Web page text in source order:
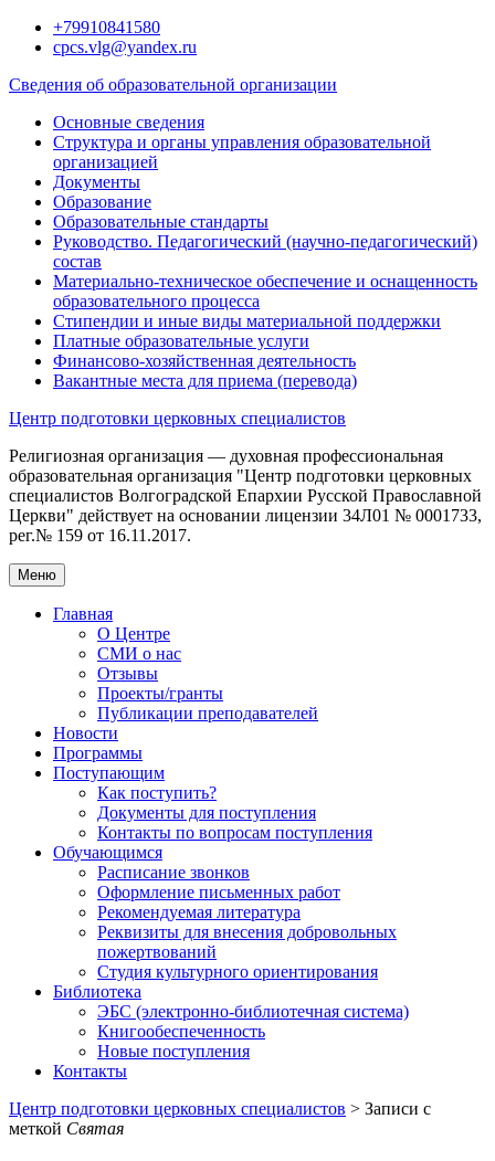
Перейти+79910841580
cpcs.vlg@yandex.ru
Сведения об образовательной организации
Основные сведения
Структура и органы управления образовательной
организацией
Документы
Образование
Образовательные стандарты
Руководство. Педагогический (научно-педагогический)
состав
Материально-техническое обеспечение и оснащенность
образовательного процесса
Стипендии и иные виды материальной поддержки
Платные образовательные услуги
Финансово-хозяйственная деятельность
Вакантные места для приема (перевода)
Центр подготовки церковных специалистов
Религиозная организация — духовная профессиональная
образовательная организация "Центр подготовки церковных
специалистов Волгоградской Eпархии Русской Православной
Церкви" действует на основании лицензии 34Л01 № 0001733,
рег.№ 159 от 16.11.2017.
Меню
Главная
О Центре
СМИ о нас
Отзывы
Проекты/гранты
Публикации преподавателей
Новости
Программы
Поступающим
Как поступить?
Документы для поступления
Контакты по вопросам поступления
Обучающимся
Расписание звонков
Оформление письменных работ
Рекомендуемая литература
Реквизиты для внесения добровольных
пожертвований
Студия культурного ориентирования
Библиотека
ЭБС (электронно-библиотечная система)
Книгообеспеченность
Новые поступления
Контакты
Центр подготовки церковных специалистов > Записи с
меткой Святая